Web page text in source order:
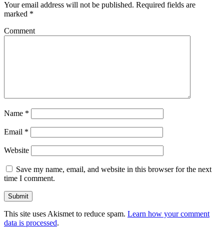
Your email address will not be published. Required fields are
marked *
Comment
Name *
Email *
Website
Save my name, email, and website in this browser for the next
time I comment.
This site uses Akismet to reduce spam. Learn how your comment
data is processed.